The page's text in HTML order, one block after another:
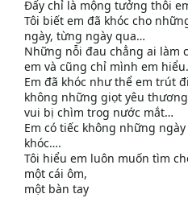
Đấy chỉ là mộng tưởng thôi
Tôi biết em đã khóc cho
ngày, từng ngày qua…
Những nỗi đau chẳng ai làm
em và cũng chỉ mình em hiểu.
Em đã khóc như thể em trút
không những giọt yêu
vui bị chìm trog nước mắt…
Em có tiếc không những
khóc….
Tôi hiểu em luôn muốn tìm
một cái ôm,
một bàn tay